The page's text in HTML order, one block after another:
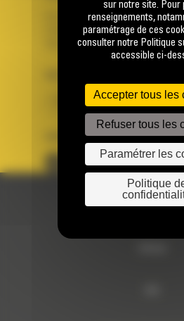
Se connecter
Créer un compte
Votre avez besoin d'assistance
BM FRANCE
SUIVEZ-NOUS
© 2024 Bergerat-
sur notre site. Pour
renseignements,
paramétrage de ces
consulter notre Politique
accessible ci-
Accepter tous les
Refuser tous les
Paramétrer les
Politique